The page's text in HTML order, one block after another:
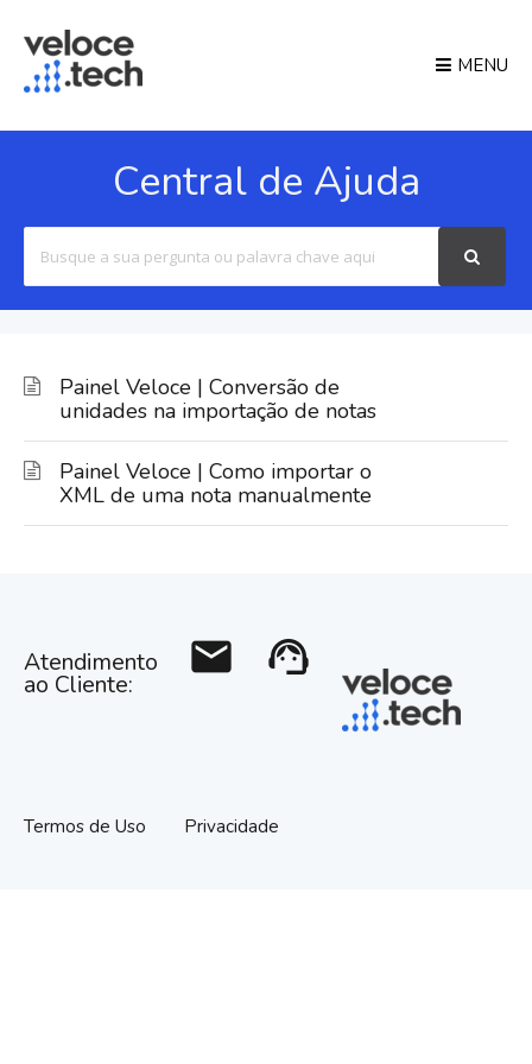
MENU
Central de Ajuda
For
Painel Veloce | Conversão de
unidades na importação de notas
Painel Veloce | Como importar o
XML de uma nota manualmente
Atendimento
ao Cliente:
mail support_agent
Termos de Uso Privacidade